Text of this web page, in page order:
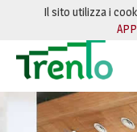
Salta al contenuto
Il sito utilizza i